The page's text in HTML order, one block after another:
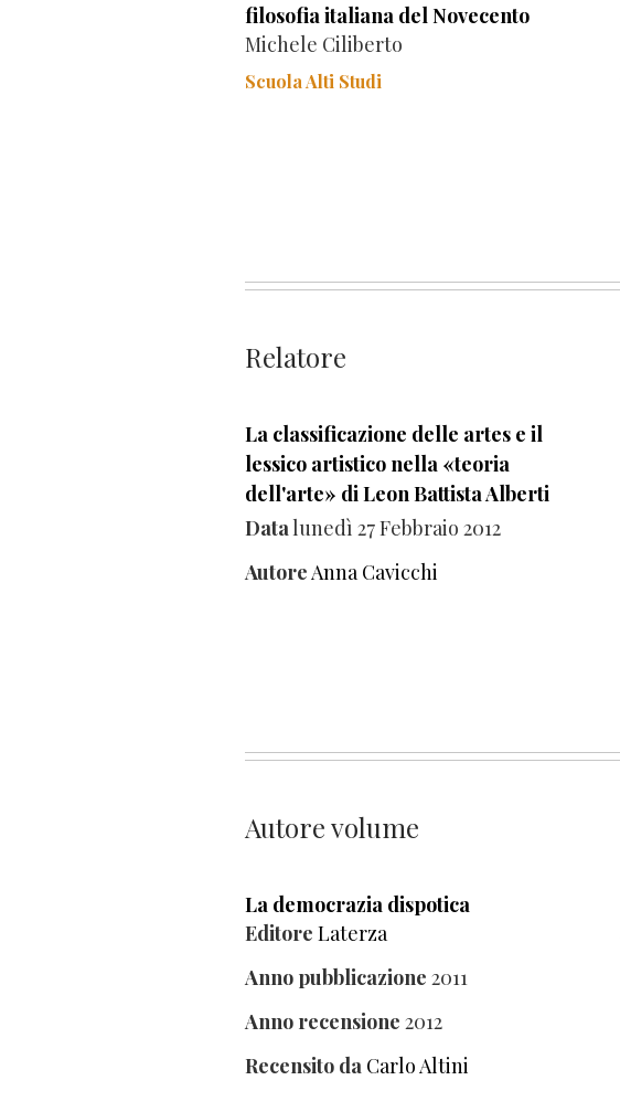
filosofia italiana del Novecento
Michele Ciliberto
Scuola Alti Studi
Relatore
La classificazione delle artes e il
lessico artistico nella «teoria
dell'arte» di Leon Battista Alberti
Datalunedì 27 Febbraio 2012
AutoreAnna Cavicchi
Autore volume
La democrazia dispotica
Editore Laterza
Anno pubblicazione 2011
Anno recensione 2012
Recensito da Carlo Altini